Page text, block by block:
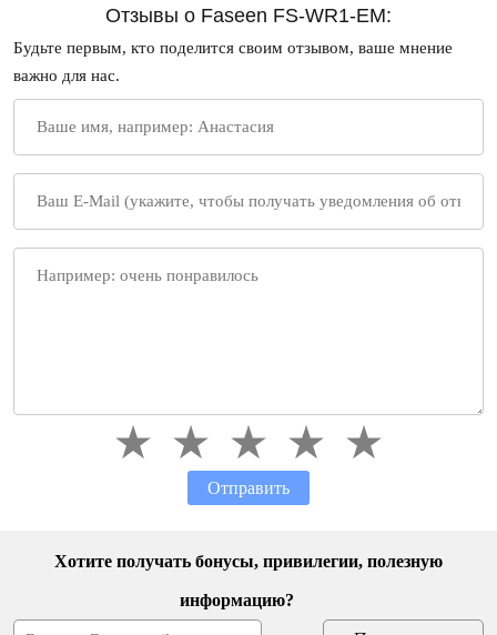
Отзывы о Faseen FS-WR1-EM:
Будьте первым, кто поделится своим отзывом, ваше мнение
важно для нас.
Отправить
Хотите получать бонусы, привилегии, полезную
информацию?